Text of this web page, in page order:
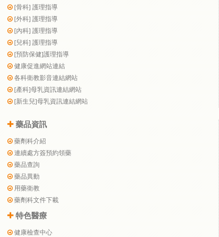
[骨科] 護理指導
[外科] 護理指導
[內科] 護理指導
[兒科] 護理指導
[預防保健]護理指導
健康促進網站連結
各科衛教影音連結網站
[產科]母乳資訊連結網站
[新生兒]母乳資訊連結網站
藥品資訊
藥劑科介紹
連續處方簽預約領藥
藥品查詢
藥品異動
用藥衛教
藥劑科文件下載
特色醫療
健康檢查中心